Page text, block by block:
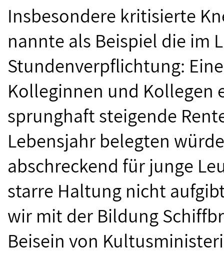
Insbesondere kritisierte
nannte als Beispiel die im
Stundenverpflichtung:
Kolleginnen und Kollegen
sprunghaft steigende
Lebensjahr belegten
abschreckend für junge
starre Haltung nicht
wir mit der Bildung
Beisein von